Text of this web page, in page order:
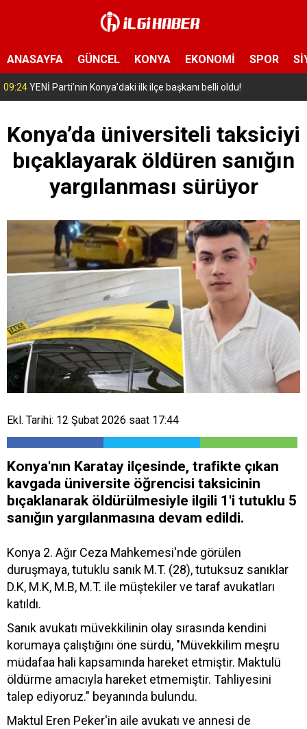
ANASAYFA GÜNCEL KONYA EKONOMİ SPOR
16:06 “Bu gençler bizim gençlerimiz” Konya’da 9 kişi yeni hayatına
Konya’da üniversiteli taksiciyi
bıçaklayarak öldüren sanığın
yargılanması sürüyor
Ekl. Tarihi: 12 Şubat 2026 saat 17:44
Konya'nın Karatay ilçesinde, trafikte çıkan
kavgada üniversite öğrencisi taksicinin
bıçaklanarak öldürülmesiyle ilgili 1'i tutuklu 5
sanığın yargılanmasına devam edildi.
Konya 2. Ağır Ceza Mahkemesi'nde görülen
duruşmaya, tutuklu sanık M.T. (28), tutuksuz sanıklar
D.K, M.K, M.B, M.T. ile müştekiler ve taraf avukatları
katıldı.
Sanık avukatı müvekkilinin olay sırasında kendini
korumaya çalıştığını öne sürdü, "Müvekkilim meşru
müdafaa hali kapsamında hareket etmiştir. Maktulü
öldürme amacıyla hareket etmemiştir. Tahliyesini
talep ediyoruz." beyanında bulundu.
Maktul Eren Peker'in aile avukatı ve annesi de